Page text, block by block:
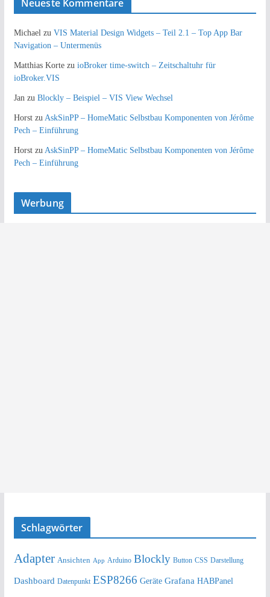
Neueste Kommentare
Michaelzu VIS Material Design Widgets – Teil 2.1 – Top App Bar
Navigation – Untermenüs
Matthias Kortezu ioBroker time-switch – Zeitschaltuhr für
ioBroker.VIS
Janzu Blockly – Beispiel – VIS View Wechsel
Horstzu AskSinPP – HomeMatic Selbstbau Komponenten von Jérôme
Pech – Einführung
Horstzu AskSinPP – HomeMatic Selbstbau Komponenten von Jérôme
Pech – Einführung
Werbung
Schlagwörter
Adapter Ansichten App Arduino Blockly Button CSS Darstellung
Dashboard Datenpunkt ESP8266 Geräte Grafana HABPanel